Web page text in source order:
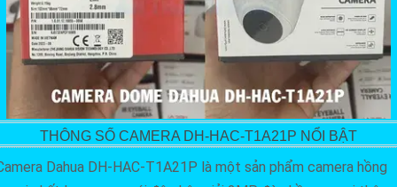
THÔNG SỐ CAMERA DH-HAC-T1A21P NỔI BẬT
Dahua DH-HAC-T1A21P là một sản phẩm camera hồng